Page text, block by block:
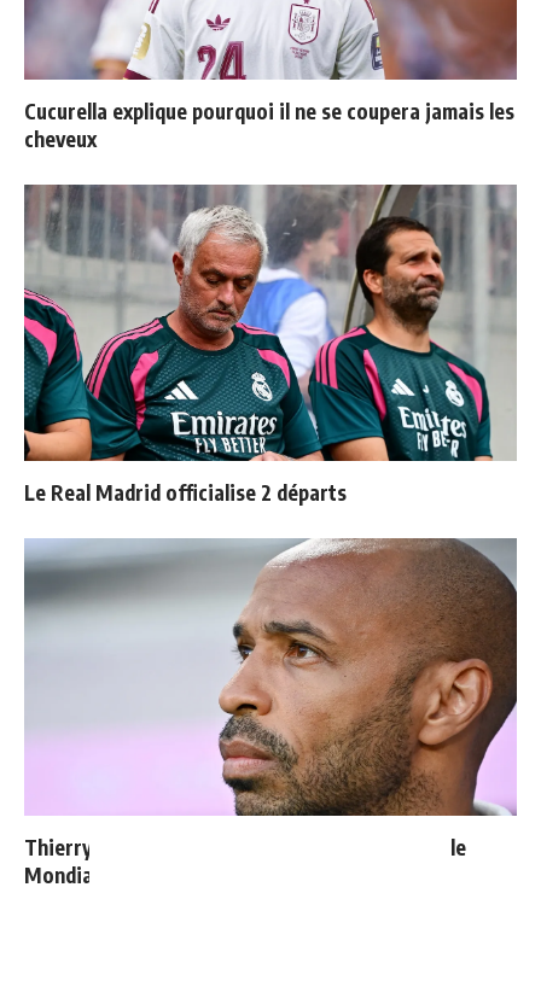
Cucurella explique pourquoi il ne se coupera jamais les
cheveux
Le Real Madrid officialise 2 départs
Thierry Henry donne ses 3 grands favoris pour le
Mondial 2026